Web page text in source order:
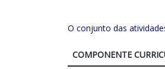
O conjunto das
COMPONENTE